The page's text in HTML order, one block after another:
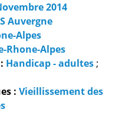
2014
Auvergne
Alpes
Rhone-Alpes
Handicap - adultes ;
: Vieillissement des